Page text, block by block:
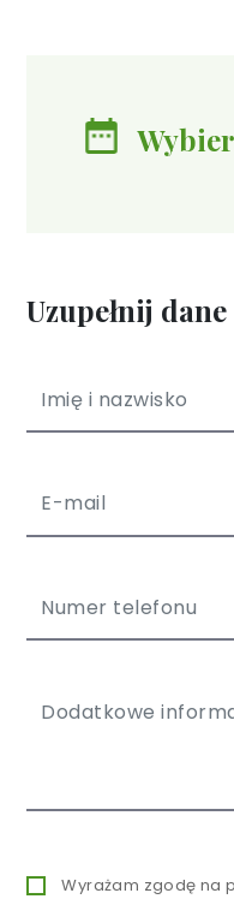
Uzupełnij dane
Wyrażam zgodę na